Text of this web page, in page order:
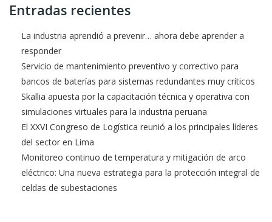
Entradas recientes
La industria aprendió a prevenir… ahora debe aprender a
responder
Servicio de mantenimiento preventivo y correctivo para
bancos de baterías para sistemas redundantes muy críticos
Skallia apuesta por la capacitación técnica y operativa con
simulaciones virtuales para la industria peruana
El XXVI Congreso de Logística reunió a los principales líderes
del sector en Lima
Monitoreo continuo de temperatura y mitigación de arco
eléctrico: Una nueva estrategia para la protección integral de
celdas de subestaciones